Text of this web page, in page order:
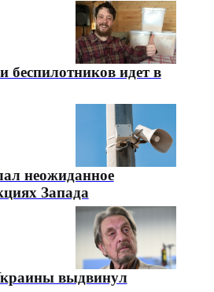
беспилотников идет в
неожиданное
Запада
выдвинул